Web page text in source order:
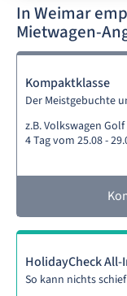
In Weimar
Mietwagen-
Kompaktklasse
Der Meistgebuchte
z.B. Volkswagen Golf
4 Tag vom 25.08 -
HolidayCheck
So kann nichts